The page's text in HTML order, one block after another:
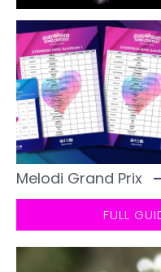
Melodi Grand Prix
FULL